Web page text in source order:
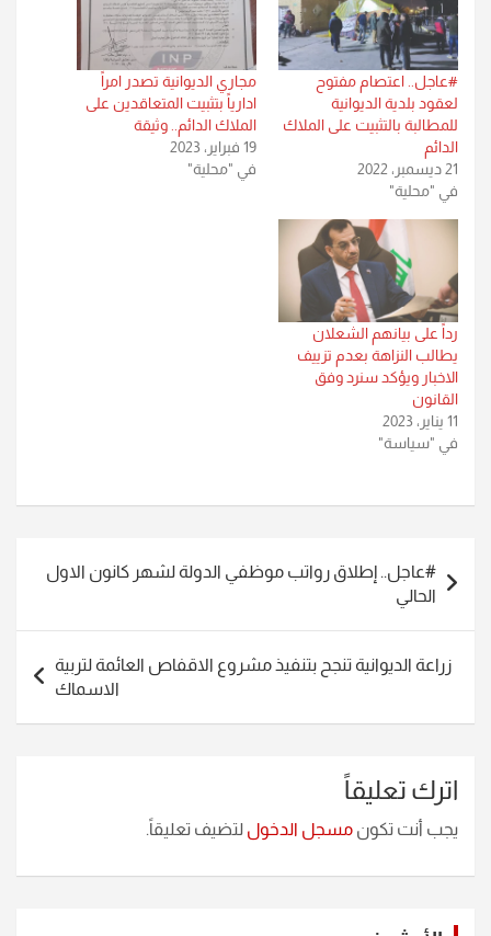
#عاجل.. اعتصام مفتوح
لعقود بلدية الديوانية
للمطالبة بالتثبيت على الملاك
الدائم
21 ديسمبر، 2022
في "محلية"
مجاري الديوانية تصدر امراً
ادارياً بتثبيت المتعاقدين على
الملاك الدائم.. وثيقة
19 فبراير، 2023
في "محلية"
رداً على بيانهم الشعلان
يطالب النزاهة بعدم تزييف
الاخبار ويؤكد سنرد وفق
القانون
11 يناير، 2023
في "سياسة"
المقالات
#عاجل.. إطلاق رواتب موظفي الدولة لشهر كانون الاول
الحالي
زراعة الديوانية تنجح بتنفيذ مشروع الاقفاص العائمة لتربية
الاسماك
اترك تعليقاً
يجب أنت تكون مسجل الدخول لتضيف تعليقاً.